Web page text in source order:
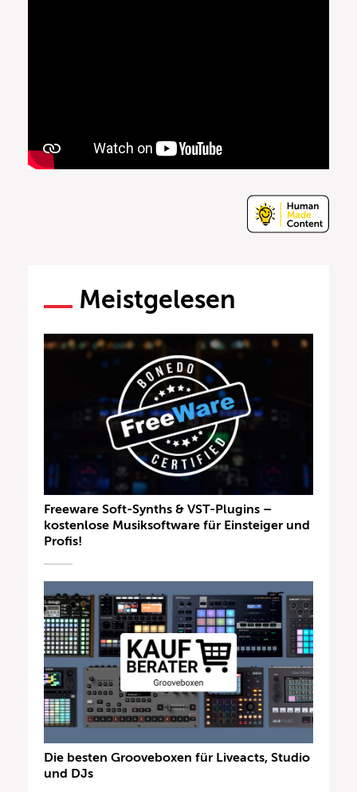
Meistgelesen
Freeware Soft-Synths & VST-Plugins –
kostenlose Musiksoftware für Einsteiger und
Profis!
Die besten Grooveboxen für Liveacts, Studio
und DJs